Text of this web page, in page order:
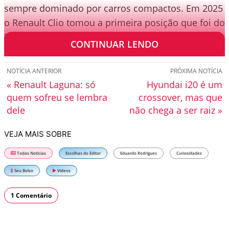
sempre dominado por carros compactos. Em 2025
o Renault Clio tomou a primeira posição que foi do
Dacia Sandero em 2024, graças a nova geração.
CONTINUAR LENDO
PRÓXIMA NOTÍCIA
Hyundai i20 é um
crossover, mas que
não chega a ser raiz »
NOTÍCIA ANTERIOR
« Renault Laguna: só
quem sofreu se lembra
dele
VEJA MAIS SOBRE
Todas Notícias Escolhas do Editor Eduardo Rodrigues Curiosidades
Seu Bolso Vídeos
1 Comentário